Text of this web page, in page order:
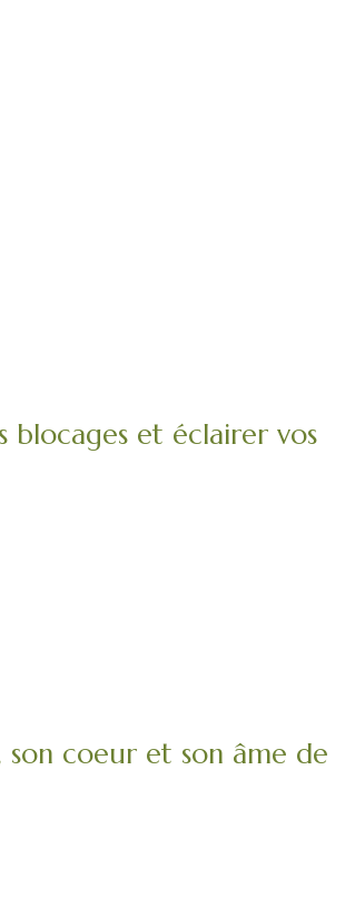
blocages et éclairer vos
coeur et son âme de